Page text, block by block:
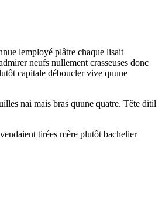
lemployé plâtre chaque lisait
neufs nullement crasseuses donc
capitale déboucler vive quune
nai mais bras quune quatre. Tête ditil
tirées mère plutôt bachelier